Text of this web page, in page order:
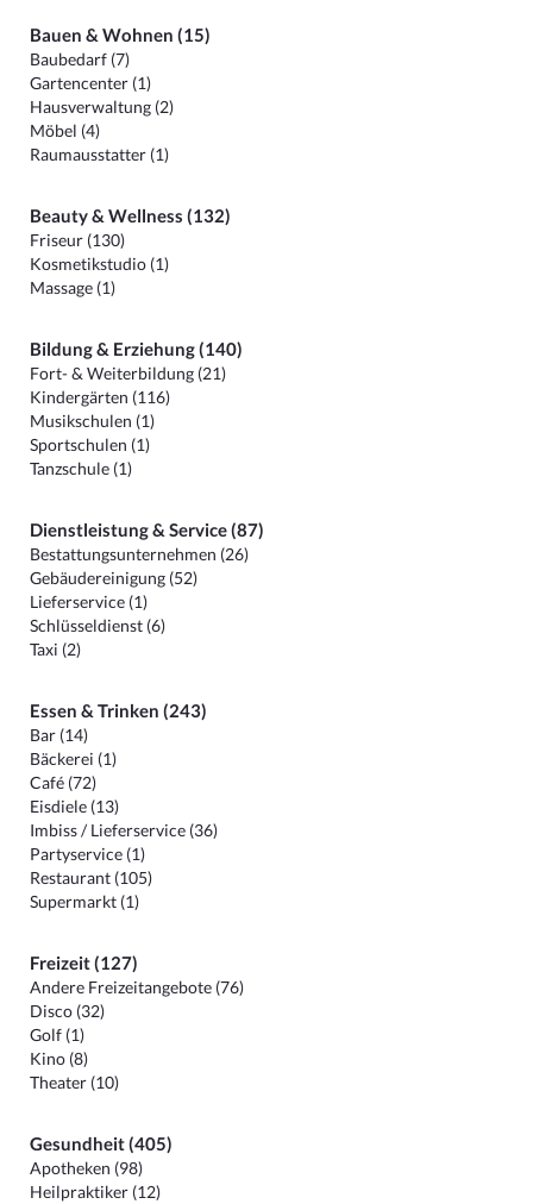
Bauen & Wohnen (15)
Baubedarf (7)
Gartencenter (1)
Hausverwaltung (2)
Möbel (4)
Raumausstatter (1)
Beauty & Wellness (132)
Friseur (130)
Kosmetikstudio (1)
Massage (1)
Bildung & Erziehung (140)
Fort- & Weiterbildung (21)
Kindergärten (116)
Musikschulen (1)
Sportschulen (1)
Tanzschule (1)
Dienstleistung & Service (87)
Bestattungsunternehmen (26)
Gebäudereinigung (52)
Lieferservice (1)
Schlüsseldienst (6)
Taxi (2)
Essen & Trinken (243)
Bar (14)
Bäckerei (1)
Café (72)
Eisdiele (13)
Imbiss / Lieferservice (36)
Partyservice (1)
Restaurant (105)
Supermarkt (1)
Freizeit (127)
Andere Freizeitangebote (76)
Disco (32)
Golf (1)
Kino (8)
Theater (10)
Gesundheit (405)
Apotheken (98)
Heilpraktiker (12)